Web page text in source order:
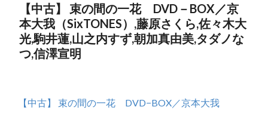
【中古】 束の間の一花 DVD－BOX／京
本大我（SixTONES）,藤原さくら,佐々木大
光,駒井蓮,山之内すず,朝加真由美,タダノな
つ,信澤宣明
【中古】 束の間の一花 DVD−BOX／京本大我